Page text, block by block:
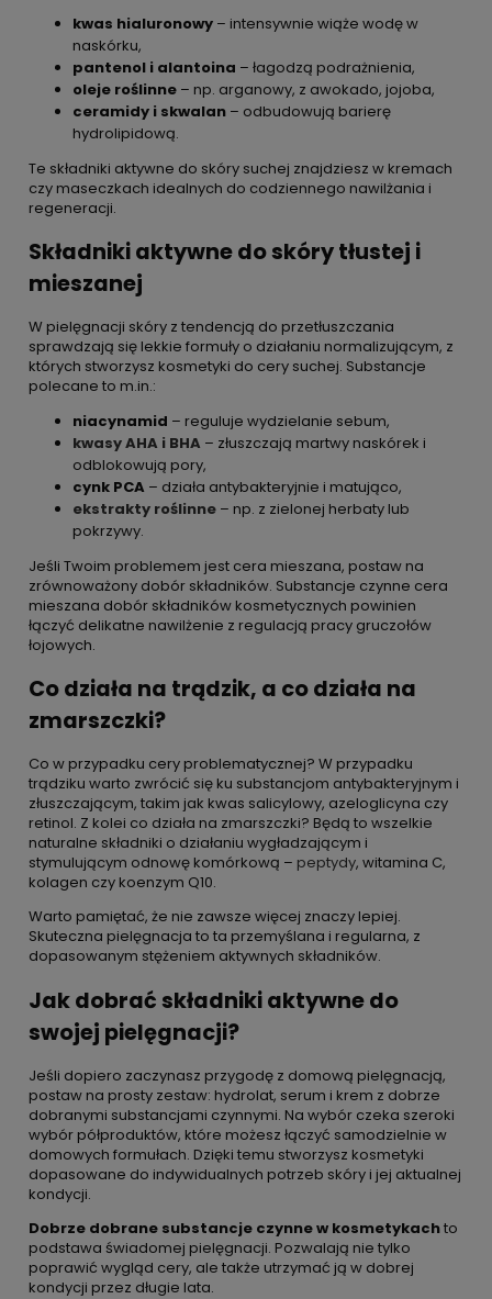
kwas hialuronowy – intensywnie wiąże wodę w
naskórku,
pantenol i alantoina – łagodzą podrażnienia,
oleje roślinne – np. arganowy, z awokado, jojoba,
ceramidy i skwalan – odbudowują barierę
hydrolipidową.
Te składniki aktywne do skóry suchej znajdziesz w kremach
czy maseczkach idealnych do codziennego nawilżania i
regeneracji.
Składniki aktywne do skóry tłustej i
mieszanej
W pielęgnacji skóry z tendencją do przetłuszczania
sprawdzają się lekkie formuły o działaniu normalizującym, z
których stworzysz kosmetyki do cery suchej. Substancje
polecane to m.in.:
niacynamid – reguluje wydzielanie sebum,
kwasy AHA i BHA – złuszczają martwy naskórek i
odblokowują pory,
cynk PCA – działa antybakteryjnie i matująco,
ekstrakty roślinne – np. z zielonej herbaty lub
pokrzywy.
Jeśli Twoim problemem jest cera mieszana, postaw na
zrównoważony dobór składników. Substancje czynne cera
mieszana dobór składników kosmetycznych powinien
łączyć delikatne nawilżenie z regulacją pracy gruczołów
łojowych.
Co działa na trądzik, a co działa na
zmarszczki?
Co w przypadku cery problematycznej? W przypadku
trądziku warto zwrócić się ku substancjom antybakteryjnym i
złuszczającym, takim jak kwas salicylowy, azeloglicyna czy
retinol. Z kolei co działa na zmarszczki? Będą to wszelkie
naturalne składniki o działaniu wygładzającym i
stymulującym odnowę komórkową – peptydy, witamina C,
kolagen czy koenzym Q10.
Warto pamiętać, że nie zawsze więcej znaczy lepiej.
Skuteczna pielęgnacja to ta przemyślana i regularna, z
dopasowanym stężeniem aktywnych składników.
Jak dobrać składniki aktywne do
swojej pielęgnacji?
Jeśli dopiero zaczynasz przygodę z domową pielęgnacją,
postaw na prosty zestaw: hydrolat, serum i krem z dobrze
dobranymi substancjami czynnymi. Na wybór czeka szeroki
wybór półproduktów, które możesz łączyć samodzielnie w
domowych formułach. Dzięki temu stworzysz kosmetyki
dopasowane do indywidualnych potrzeb skóry i jej aktualnej
kondycji.
Dobrze dobrane substancje czynne w kosmetykachto
podstawa świadomej pielęgnacji. Pozwalają nie tylko
poprawić wygląd cery, ale także utrzymać ją w dobrej
kondycji przez długie lata.